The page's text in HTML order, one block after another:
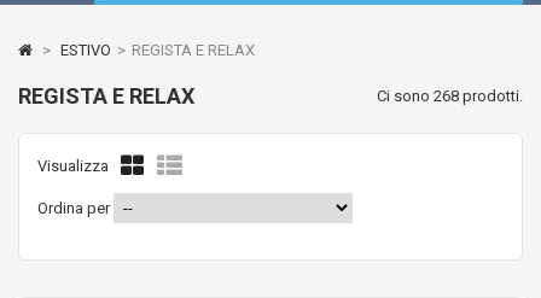
> ESTIVO > REGISTA E RELAX
REGISTA E RELAX Ci sono 268 prodotti.
Visualizza
Ordina per